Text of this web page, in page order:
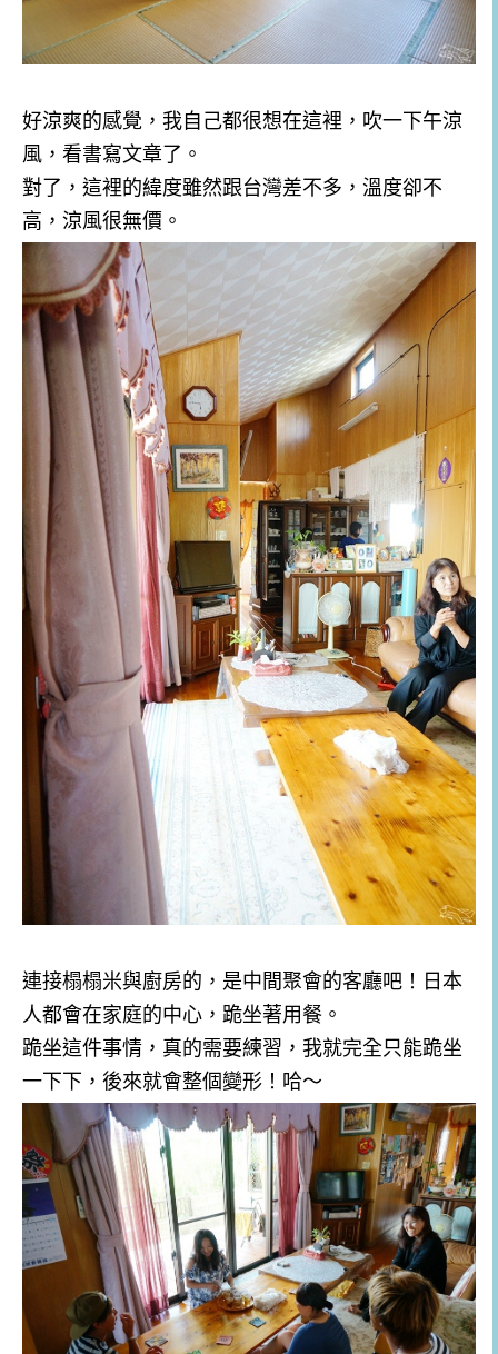
好涼爽的感覺，我自己都很想在這裡，吹一下午涼
風，看書寫文章了。
對了，這裡的緯度雖然跟台灣差不多，溫度卻不
高，涼風很無價。
連接榻榻米與廚房的，是中間聚會的客廳吧！日本
人都會在家庭的中心，跪坐著用餐。
跪坐這件事情，真的需要練習，我就完全只能跪坐
一下下，後來就會整個變形！哈～